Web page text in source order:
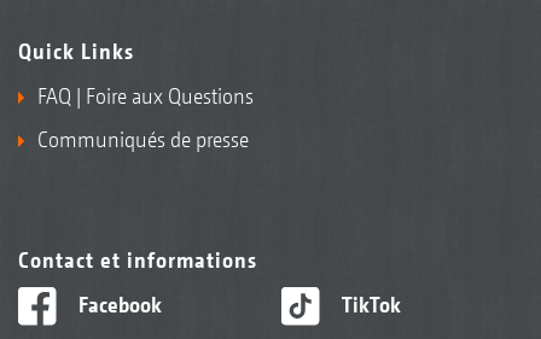
Quick Links
FAQ | Foire aux Questions
Communiqués de presse
Contact et informations
Facebook
TikTok